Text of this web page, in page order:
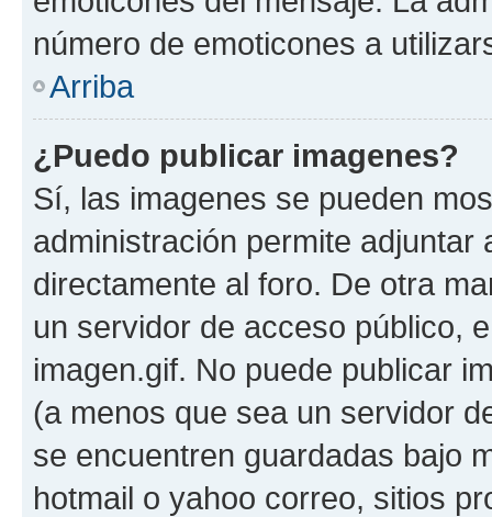
número de emoticones a
Arriba
¿Puedo publicar imagenes?
Sí, las imagenes se pueden
administración permite
directamente al foro. De otra
un servidor de acceso público,
imagen.gif. No puede publicar
(a menos que sea un servidor
se encuentren guardadas bajo
hotmail o yahoo correo, sitios